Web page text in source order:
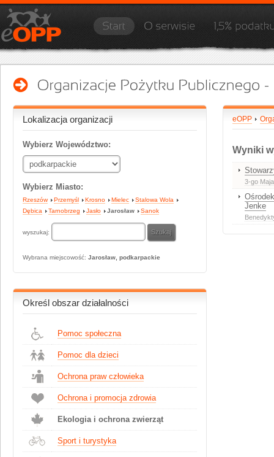
Lokalizacja organizacji
Wybierz Województwo:
Wybierz Miasto:
Rzeszów Przemyśl Krosno Mielec
Stalowa Wola
Dębica
Tarnobrzeg Jasło Jarosław Sanok
wyszukaj:
Wybrana miejscowość: Jarosław, podkarpackie
Określ obszar działalności
Pomoc społeczna
Pomoc dla dzieci
Ochrona praw człowieka
Ochrona i promocja zdrowia
Ekologia i ochrona zwierząt
Sport i turystyka
eOPP
Wyniki
3-go
Jenke